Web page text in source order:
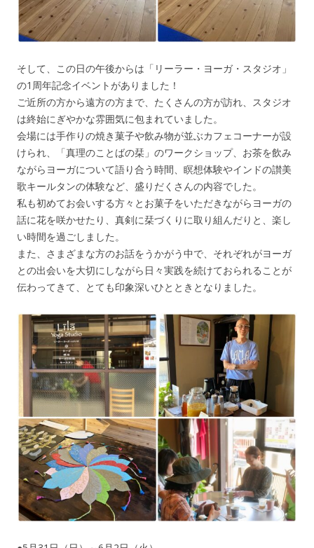
そして、この日の午後からは「リーラー・ヨーガ・スタジオ」
の1周年記念イベントがありました！
ご近所の方から遠方の方まで、たくさんの方が訪れ、スタジオ
は終始にぎやかな雰囲気に包まれていました。
会場には手作りの焼き菓子や飲み物が並ぶカフェコーナーが設
けられ、「真理のことばの栞」のワークショップ、お茶を飲み
ながらヨーガについて語り合う時間、瞑想体験やインドの讃美
歌キールタンの体験など、盛りだくさんの内容でした。
私も初めてお会いする方々とお菓子をいただきながらヨーガの
話に花を咲かせたり、真剣に栞づくりに取り組んだりと、楽し
い時間を過ごしました。
また、さまざまな方のお話をうかがう中で、それぞれがヨーガ
との出会いを大切にしながら日々実践を続けておられることが
伝わってきて、とても印象深いひとときとなりました。